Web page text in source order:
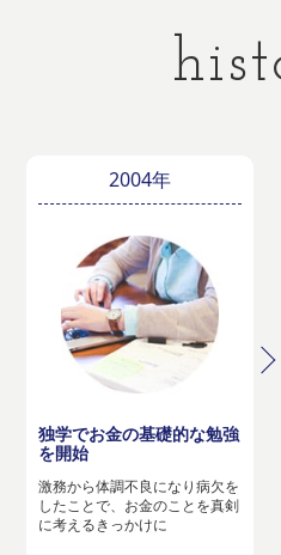
2004年
独学でお金の基礎的な勉強
を開始
激務から体調不良になり病欠を
したことで、お金のことを真剣
に考えるきっかけに